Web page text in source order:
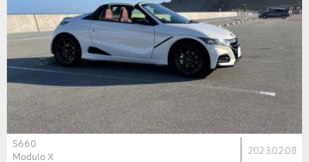
S660
Modulo X
2023.02.08